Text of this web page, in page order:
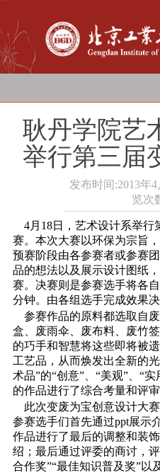
耿丹学院艺
举行第三届
发布时间:2013年4
览次
4月18日
，艺术设计系举
赛。本次大赛以环保为宗旨
预赛阶段由各参赛者或参赛
品的想法以及展示设计图纸
赛。决赛则是参赛选手将各
分钟。由各组选手完成效果
参赛作品的原料都选取自
盒、废雨伞、废布料、废竹
的巧手和智慧将这些即将被
工艺品，从而焕发出全新的
术品”的“创意”、“美观”、“
的作品进行了综合考量和评审
此次变废为宝创意设计大赛
参赛选手们首先通过ppt展示
作品进行了最后的调整和装
绍；最后通过评委的商讨，
合作奖”“最佳知识普及奖”以